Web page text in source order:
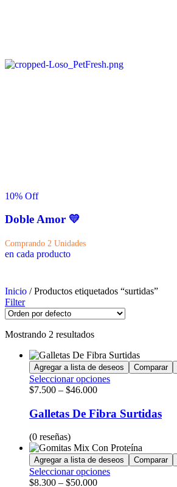
10% Off
Doble Amor 💛
Comprando 2 Unidades
en cada producto
Inicio / Productos etiquetados “surtidas”
Filter
Mostrando 2 resultados
Agregar a lista de deseos Comparar
Seleccionar opciones
$7.500 – $46.000
Galletas De Fibra Surtidas
(0 reseñas)
Agregar a lista de deseos Comparar
Seleccionar opciones
$8.300 – $50.000